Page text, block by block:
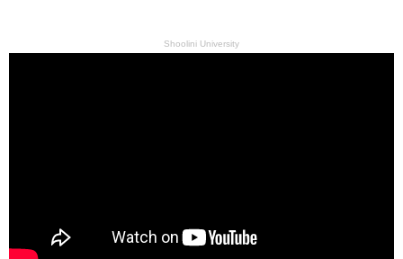
Shoolini University